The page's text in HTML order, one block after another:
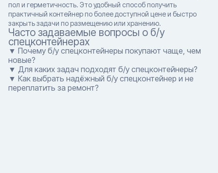
пол и герметичность. Это удобный способ получить
практичный контейнер по более доступной цене и быстро
закрыть задачи по размещению или хранению.
Часто задаваемые вопросы о б/у
спецконтейнерах
▼ Почему б/у спецконтейнеры покупают чаще, чем
новые?
▼ Для каких задач подходят б/у спецконтейнеры?
▼ Как выбрать надёжный б/у спецконтейнер и не
переплатить за ремонт?